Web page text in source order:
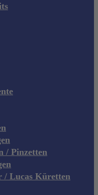
/ Pinzetten
/ Lucas Küretten